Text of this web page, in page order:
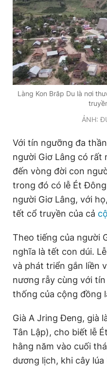
0906 645 777
Đặt báo Quảng cáo
Tổng biên tập: Nguyễn Ngọc
Phó tổng biên tập thường trực:
Phó tổng biên tập: Lâm Hiếu
Phó tổng biên tập: Trần Việt
Tổng thư ký tòa soạn: Đức
Giấy phép xuất bản số 110/
chép dưới mọi hình thức nếu
Làng Kon Brăp Du là nơi
ẢNH:
Với tín ngưỡng đa
người Giơ Lâng có rất
đến vòng đời con
trong đó có lễ Ét
người Giơ Lâng, với
tết cổ truyền của cả
Theo tiếng của người
nghĩa là tết con dúi.
và phát triển gắn liền
nương rẫy cùng với
thống của cộng đồng
Già A Jring Đeng, già
Tân Lập), cho biết lễ
hằng năm vào cuối
dương lịch, khi cây